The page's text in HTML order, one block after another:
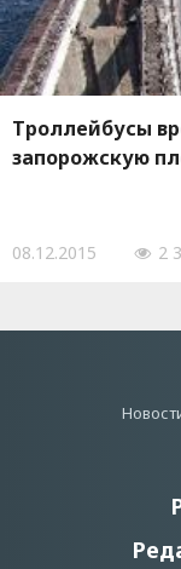
Троллейбусы
запорожскую
08.12.2015 2